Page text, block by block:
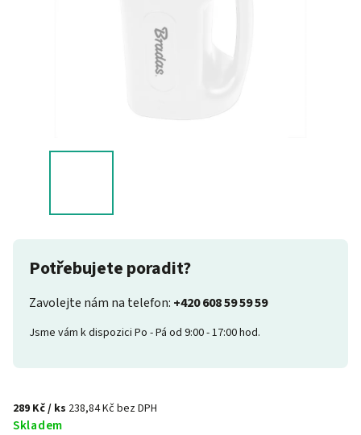
Potřebujete poradit?
Zavolejte nám na telefon: +420 608 59 59 59
Jsme vám k dispozici Po - Pá od 9:00 - 17:00 hod.
289 Kč/ ks 238,84 Kč bez DPH
Skladem